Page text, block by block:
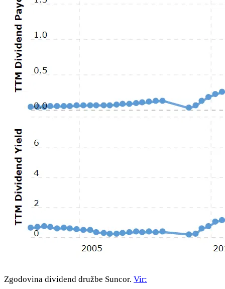
Zgodovina dividend družbe Suncor. Vir: